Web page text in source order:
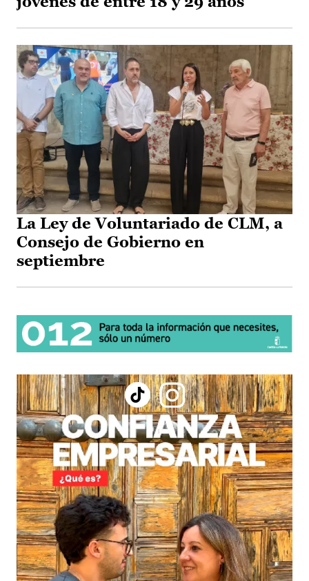
La Ley de Voluntariado de CLM, a
Consejo de Gobierno en
septiembre